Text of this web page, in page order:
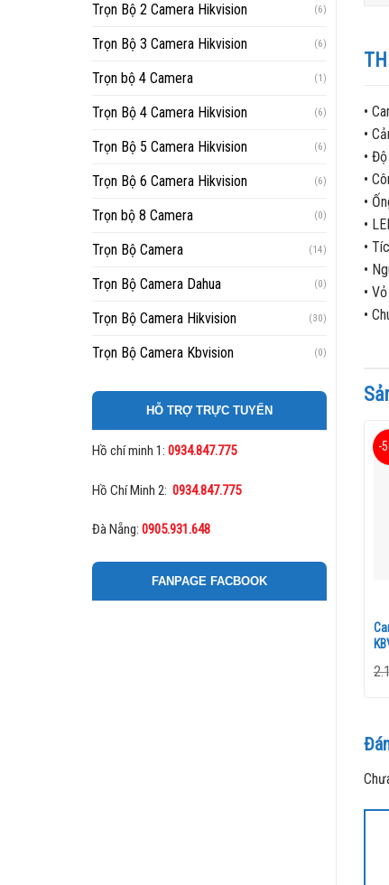
Trọn Bộ 2 Camera Hikvision (6)
Trọn Bộ 3 Camera Hikvision (6)
Trọn bộ 4 Camera (1)
Trọn Bộ 4 Camera Hikvision (6)
Trọn Bộ 5 Camera Hikvision (6)
Trọn Bộ 6 Camera Hikvision (6)
Trọn bộ 8 Camera (0)
Trọn Bộ Camera (14)
Trọn Bộ Camera Dahua (0)
Trọn Bộ Camera Hikvision (30)
Trọn Bộ Camera Kbvision (0)
HỖ TRỢ TRỰC TUYẾN
Hồ chí minh 1: 0934.847.775
Hồ Chí Minh 2: 0934.847.775
Đà Nẵng: 0905.931.648
FANPAGE FACBOOK
•
•
•
•
•
•
•
•
•
•
-